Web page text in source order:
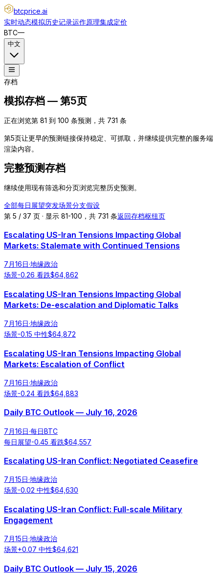
btcprice.ai
实时动态模拟历史记录运作原理集成定价
BTC—
中文
存档
模拟存档 — 第5页
正在浏览第 81 到 100 条预测，共 731 条
第5页让更早的预测链接保持稳定、可抓取，并继续提供完整的服务端
渲染内容。
完整预测存档
继续使用现有筛选和分页浏览完整历史预测。
全部每日展望突发场景分支假设
第 5 / 37 页 · 显示 81-100，共 731 条返回存档枢纽页
Escalating US-Iran Tensions Impacting Global
Markets: Stalemate with Continued Tensions
7月16日·地缘政治
场景-0.26 看跌$64,862
Escalating US-Iran Tensions Impacting Global
Markets: De-escalation and Diplomatic Talks
7月16日·地缘政治
场景-0.15 中性$64,872
Escalating US-Iran Tensions Impacting Global
Markets: Escalation of Conflict
7月16日·地缘政治
场景-0.24 看跌$64,883
Daily BTC Outlook — July 16, 2026
7月16日·每日BTC
每日展望-0.45 看跌$64,557
Escalating US-Iran Conflict: Negotiated Ceasefire
7月15日·地缘政治
场景-0.02 中性$64,630
Escalating US-Iran Conflict: Full-scale Military
Engagement
7月15日·地缘政治
场景+0.07 中性$64,621
Daily BTC Outlook — July 15, 2026